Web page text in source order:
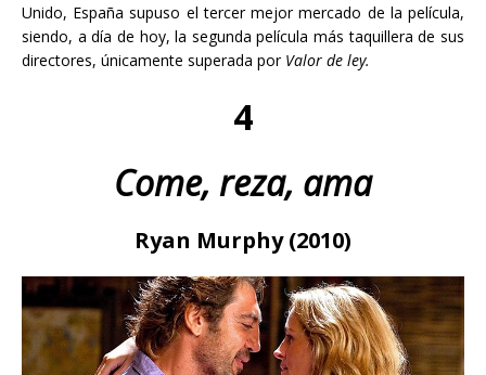
Unido, España supuso el tercer mejor mercado de la película,
siendo, a día de hoy, la segunda película más taquillera de sus
directores, únicamente superada por Valor de ley.
4
Come, reza, ama
Ryan Murphy (2010)